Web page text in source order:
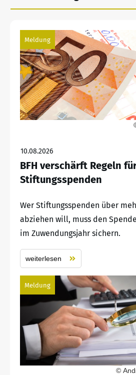
Meldung
10.08.2026
BFH verschärft Regeln
Stiftungsspenden
Wer Stiftungsspenden über
abziehen will, muss den
im Zuwendungsjahr sichern.
weiterlesen
Meldung
©